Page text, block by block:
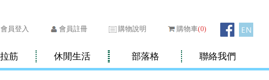
會員登入 會員註冊 購物說明 購物車(0)
筋 休閒生活 部落格 聯絡我們